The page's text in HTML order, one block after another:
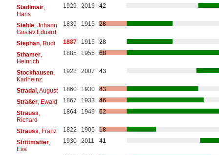
Stadlmair,
Hans
1929 2019 42
Stehle, Johann
Gustav Eduard
1839 1915 28
Stephan, Rudi 1887 1915
28
Sthamer,
Heinrich
1885 1955 68
Stockhausen,
Karlheinz
1928 2007 43
Stradal, August 1860 1930
43
Sträßer, Ewald 1867 1933
46
Strauss
Richard
1864 1949 62
Strauss , Franz 1822 1905
18
Strittmatter,
Eva
1930 2011 41